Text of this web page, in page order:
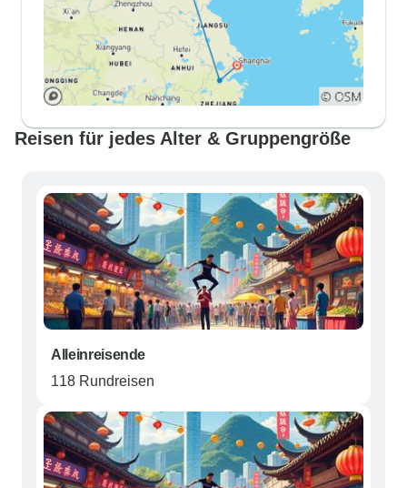
Reisen für jedes Alter & Gruppengröße
Alleinreisende
118 Rundreisen